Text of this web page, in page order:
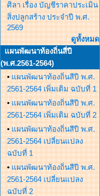
ศิลา เรื่อง บัญชีราคาประเมิน
สิ่งปลูกสร้าง ประจำปี พ.ศ.
2569
ดูทั้งหมด
แผนพัฒนาท้องถิ่นสี่ปี
(พ.ศ.2561-2564)
• แผนพัฒนาท้องถิ่นสีปี พ.ศ.
2561-2564 เพิ่มเติม ฉบับที่ 1
• แผนพัฒนาท้องถิ่นสีปี พ.ศ.
2561-2564 เพิ่มเติม ฉบับที่ 2
• แผนพัฒนาท้องถิ่นสีปี พ.ศ.
2561-2564 เปลี่ยนแปลง
ฉบับที่ 1
• แผนพัฒนาท้องถิ่นสีปี พ.ศ.
2561-2564 เปลี่ยนแปลง
ฉบับที่ 2